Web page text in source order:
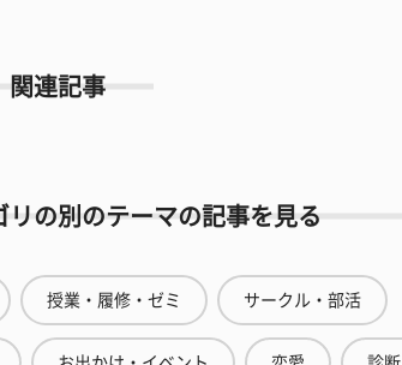
関連記事
リの別のテーマの記事を見る
授業・履修・ゼミ サークル・部活